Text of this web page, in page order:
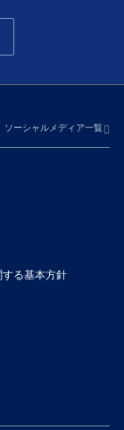
ソーシャルメディア一覧
る基本方針